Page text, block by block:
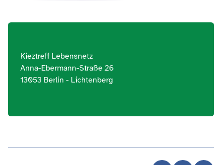
Kieztreff Lebensnetz
Anna-Ebermann-Straße 26
13053 Berlin - Lichtenberg